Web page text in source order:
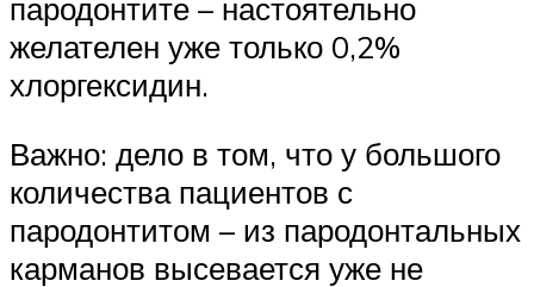
пародонтите – настоятельно
желателен уже только 0,2%
хлоргексидин.
Важно: дело в том, что у большого
количества пациентов с
пародонтитом – из пародонтальных
карманов высевается уже не